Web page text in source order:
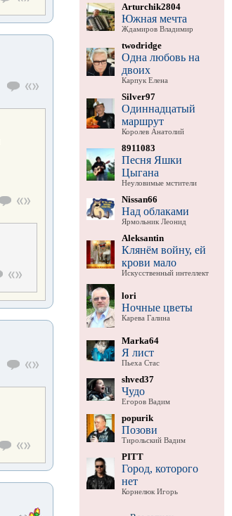
Arturchik2804
Южная мечта
Ждамиров Владимир
twodridge
Одна любовь на
двоих
Карпук Елена
Silver97
Одиннадцатый
маршрут
Королев Анатолий
8911083
Песня Яшки
Цыгана
Неуловимые мстители
Nissan66
Над облаками
Ярмольник Леонид
Aleksantin
Клянём войну, ей
крови мало
Искусственный интеллект
lori
Ночные цветы
Карева Галина
Marka64
Я лист
Пьеха Стас
shved37
Чудо
Егоров Вадим
popurik
Позови
Тирольский Вадим
PITT
Город, которого
нет
Корнелюк Игорь